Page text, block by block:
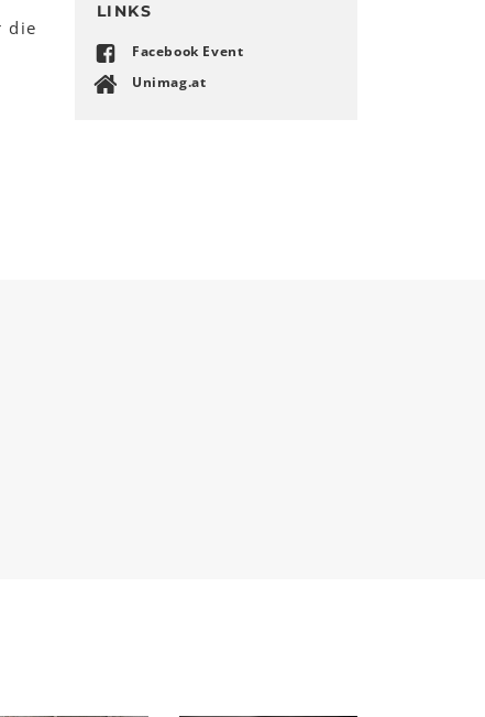
die
LINKS
Facebook Event
Unimag.at